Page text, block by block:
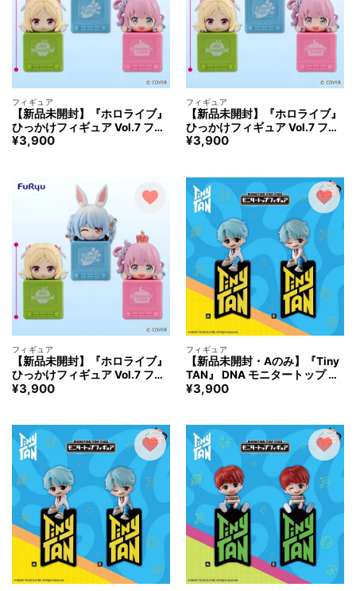
フィギュア
【新品未開封】『ホロライブ』
ひっかけフィギュア Vol.7 フィ
ギュア「アキ・ローゼンター
¥3,900
フィギュア
【新品未開封】『ホロライブ』
ひっかけフィギュア Vol.7 フィ
ギュア「兎田ぺこら」のみ
¥3,900
フィギュア
【新品未開封】『ホロライブ』
ひっかけフィギュア Vol.7 フィ
ギュア「姫森ルーナ」のみ
¥3,900
フィギュア
【新品未開封・Aのみ】『Tiny
TAN』 DNA モニタートップ フ
ィギュア ‐SUGA- フィギュア
¥3,900